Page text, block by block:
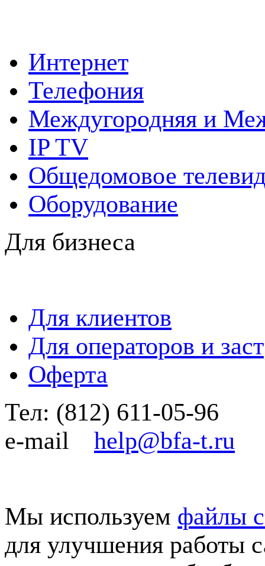
Интернет
Телефония
Междугородняя и
IP TV
Общедомовое
Оборудование
Для бизнеса
Для клиентов
Для операторов и
Оферта
Тел: (812) 611-05-96
e-mail help@bfa-t.ru
Мы используем файлы
для улучшения работы